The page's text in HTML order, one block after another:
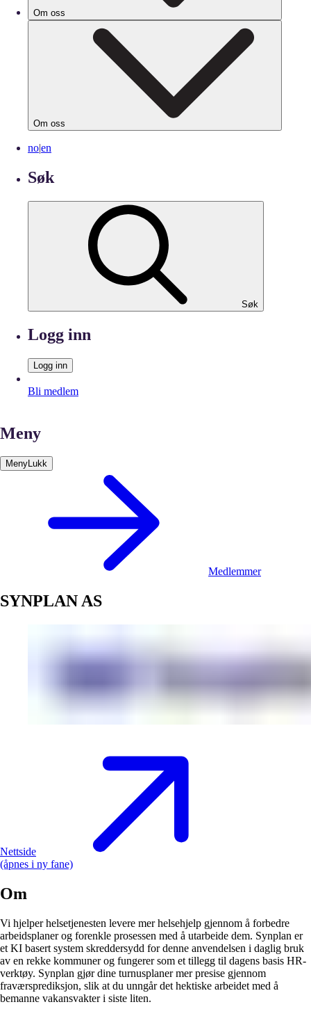
Om oss
Om oss
no|en
Søk
Søk
Logg inn
Logg inn
Bli medlem
Meny
MenyLukk
Medlemmer
SYNPLAN AS
Nettside
(åpnes i ny fane)
Om
Vi hjelper helsetjenesten levere mer helsehjelp gjennom å forbedre
arbeidsplaner og forenkle prosessen med å utarbeide dem. Synplan er
et KI basert system skreddersydd for denne anvendelsen i daglig bruk
av en rekke kommuner og fungerer som et tillegg til dagens basis HR-
verktøy. Synplan gjør dine turnusplaner mer presise gjennom
fraværsprediksjon, slik at du unngår det hektiske arbeidet med å
bemanne vakansvakter i siste liten.